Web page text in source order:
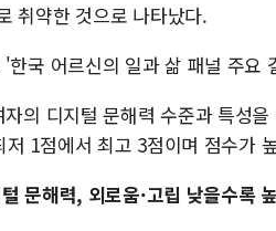
취약한 것으로 나타났다.
한국 어르신의 일과 삶 패널 주요
의 디지털 문해력 수준과 특성
1점에서 최고 3점이며 점수가
문해력, 외로움·고립 낮을수록